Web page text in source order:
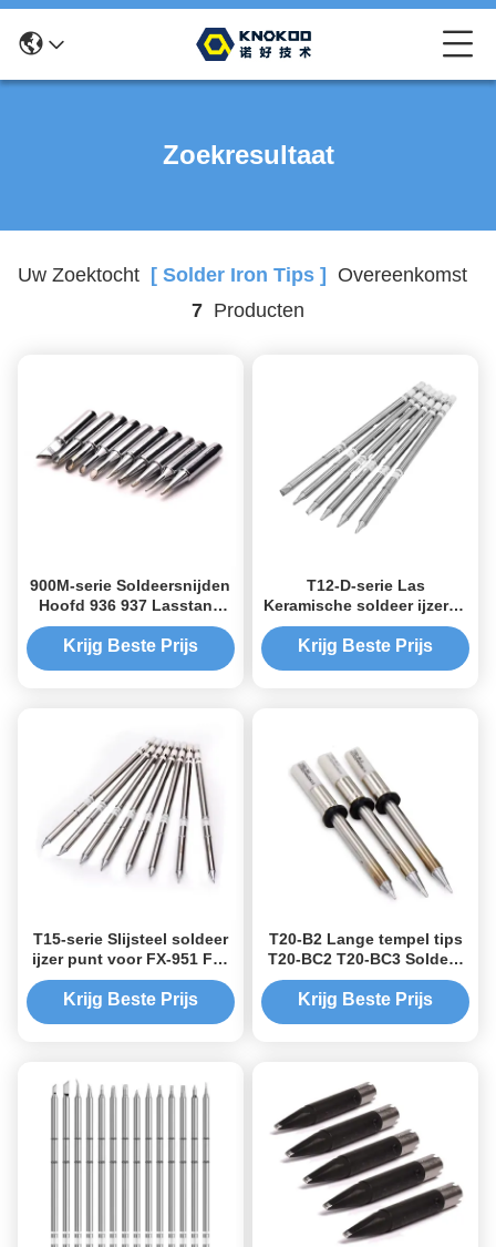
Zoekresultaat
Uw Zoektocht [ Solder Iron Tips ]
Overeenkomst
7 Producten
900M-serie Soldeersnijden
Hoofd 936 937 Lasstand
Universele
Krijg Beste Prijs
T12-D-serie Las
Keramische soldeer ijzeren
puntjes Chisel vorm
Krijg Beste Prijs
T15-serie Slijsteel soldeer
ijzer punt voor FX-951 FX-
952 soldeerstation
Krijg Beste Prijs
T20-B2 Lange tempel tips
T20-BC2 T20-BC3 Soldeer
ijzer tips OEM ODM
Krijg Beste Prijs